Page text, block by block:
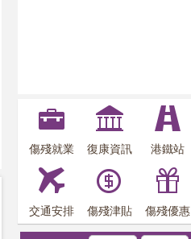
傷殘就業 復康資訊 港鐵站
交通安排 傷殘津貼 傷殘優惠